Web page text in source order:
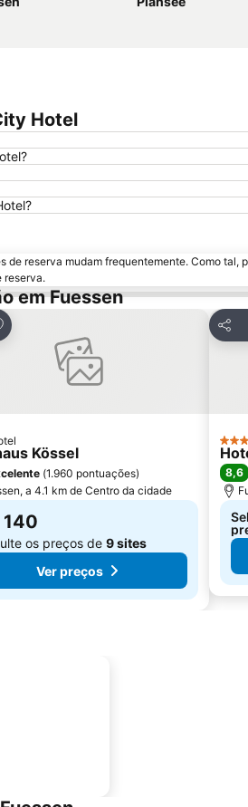
Hotel
de reserva mudam frequentemente. Como
reserva.
em Fuessen
aos favoritos
Kössel
(1.960 pontuações)
a 4.1 km de Centro da cidade
os preços de 9 sites
Ver preços
3
8,6